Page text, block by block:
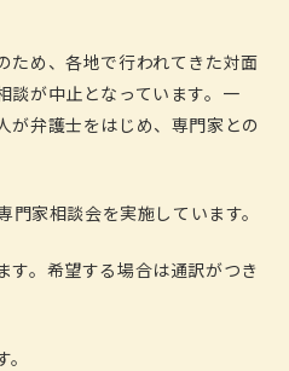
ため、各地で行われてきた対面
談が中止となっています。一
が弁護士をはじめ、専門家との
家相談会を実施しています。
す。希望する場合は通訳がつき